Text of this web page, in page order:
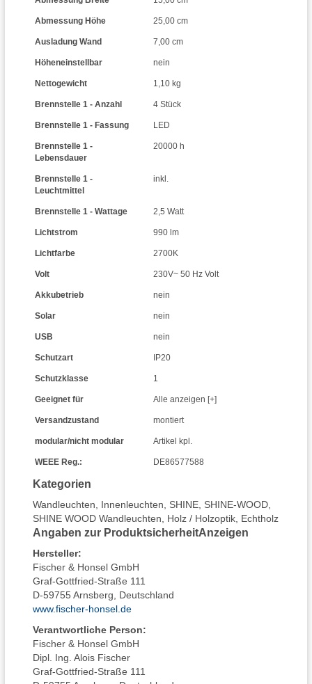
Kategorien
Wandleuchten Innenleuchten SHINE SHINE-WOOD
SHINE WOOD Wandleuchten
Holz / Holzoptik Echtholz
Angaben zur ProduktsicherheitAnzeigen
Hersteller:
Fischer & Honsel GmbH
Graf-Gottfried-Straße 111
D-59755 Arnsberg, Deutschland
www.fischer-honsel.de
Verantwortliche Person:
Fischer & Honsel GmbH
Dipl. Ing. Alois Fischer
Graf-Gottfried-Straße 111
Abmessung Höhe 25,00 cm
Ausladung Wand 7,00 cm
Höheneinstellbar nein
Nettogewicht 1,10 kg
Brennstelle 1 - Anzahl 4 Stück
Brennstelle 1 - Fassung LED
Brennstelle 1 -
Lebensdauer
20000 h
Brennstelle 1 -
Leuchtmittel
inkl.
Brennstelle 1 - Wattage 2,5 Watt
Lichtstrom 990 lm
Lichtfarbe 2700K
Volt 230V~ 50 Hz Volt
Akkubetrieb nein
Solar nein
USB nein
Schutzart IP20
Schutzklasse 1
Geeignet für Alle anzeigen [+]
Versandzustand montiert
modular/nicht modular Artikel kpl.
WEEE Reg.: DE86577588